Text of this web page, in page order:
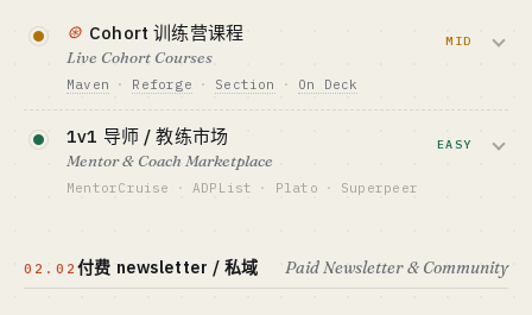
⊛ Cohort 训练营课程
Live Cohort Courses
Maven · Reforge · Section · On Deck
高客单 ($500-5K) 的限期直播课，靠讲师
权威 + 同学网络收费。Reforge $5K/座
位，Maven 是平台型卖水。
GTM · SALES MOTION
MID
1v1 导师 / 教练市场
Mentor & Coach Marketplace
MentorCruise · ADPList · Plato · Superpeer
家，ADPList 用免费版做规模。
EASY
02.02 付费 newsletter / 私域 Paid Newsletter & Community